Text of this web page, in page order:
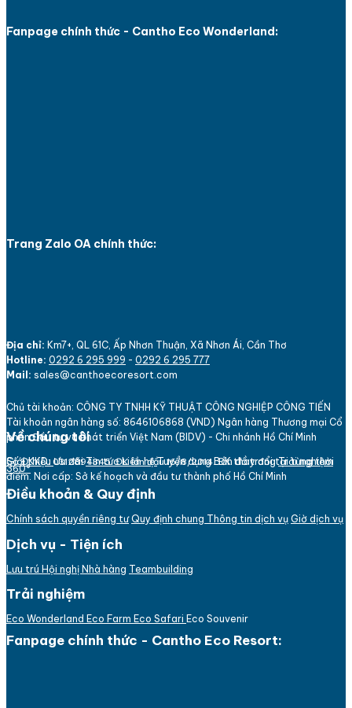
Fanpage chính thức - Cantho Eco Wonderland:
Trang Zalo OA chính thức:
Địa chỉ: Km7+, QL 61C, Ấp Nhơn Thuận, Xã Nhơn Ái, Cần Thơ
Hotline: 0292 6 295 999 - 0292 6 295 777
Mail: sales@canthoecoresort.com
Chủ tài khoản: CÔNG TY TNHH KỸ THUẬT CÔNG NGHIỆP CÔNG TIẾN
Tài khoản ngân hàng số: 8646106868 (VND) Ngân hàng Thương mại Cổ
phần Đầu tư và Phát triển Việt Nam (BIDV) - Chi nhánh Hồ Chí Minh
Số ĐKKD: 0312894345. ĐK lần đầu 16/8/2014. ĐK thay đổi tại từng thời
điểm. Nơi cấp: Sở kế hoạch và đầu tư thành phố Hồ Chí Minh
Về chúng tôi
Giới thiệu Ưu đãiTin tứcLiên hệTuyển dụng Bản đồ trang Trải nghiệm
360°
Điều khoản & Quy định
Chính sách quyền riêng tư Quy định chung Thông tin dịch vụ Giờ dịch vụ
Dịch vụ - Tiện ích
Lưu trú Hội nghị Nhà hàng Teambuilding
Trải nghiệm
Eco Wonderland Eco Farm Eco Safari Eco Souvenir
Fanpage chính thức - Cantho Eco Resort: